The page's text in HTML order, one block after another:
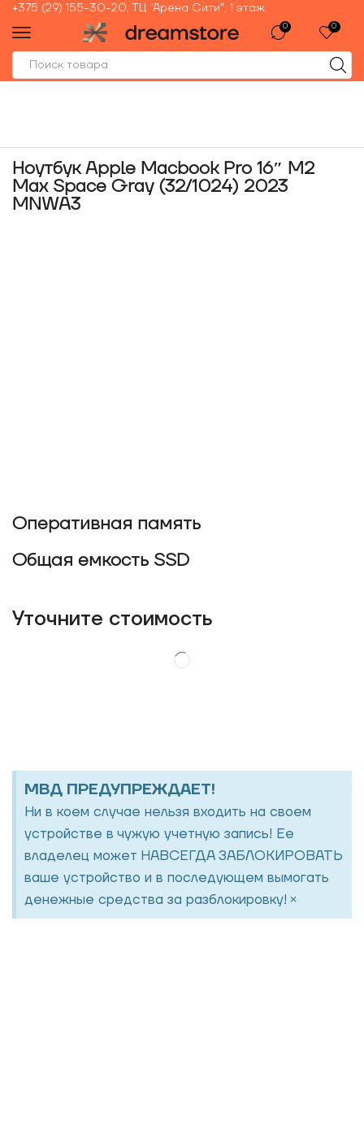
+375 (29) 155-30-20, ТЦ "Арена Сити", 1 этаж
0 0
Ноутбук Apple Macbook Pro 16″ M2
Max Space Gray (32/1024) 2023
MNWA3
Оперативная память
Общая емкость SSD
Уточнитe стоимость
МВД ПРЕДУПРЕЖДАЕТ!
Ни в коем случае нельзя входить на своем
устройстве в чужую учетную запись! Ее
владелец может НАВСЕГДА ЗАБЛОКИРОВАТЬ
ваше устройство и в последующем вымогать
денежные средства за разблокировку! ×